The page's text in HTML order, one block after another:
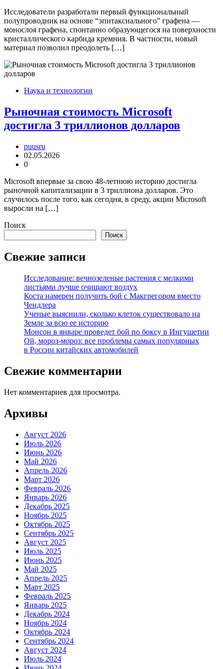
Исследователи разработали первый функциональный
полупроводник на основе “эпитаксиального” графена —
монослоя графена, спонтанно образующегося на поверхности
кристаллического карбида кремния. В частности, новый
материал позволил преодолеть […]
Наука и технологии
Рыночная стоимость Microsoft
достигла 3 триллионов долларов
puusru
02.05.2026
0
Microsoft впервые за свою 48-летнюю историю достигла
рыночной капитализации в 3 триллиона долларов. Это
случилось после того, как сегодня, в среду, акции Microsoft
выросли на […]
Поиск
Поиск
Свежие записи
Исследование: вечнозеленые растения с мелкими
листьями лучше очищают воздух
Коста намерен получить бой с Макгрегором вместо
Чендлера
Ученые выяснили, сколько клеток существовало на
Земле за всю ее историю
Монсон в январе проведет бой по боксу в Ингушетии
Ой, мороз-мороз: все проблемы самых популярных
в России китайских автомобилей
Свежие комментарии
Нет комментариев для просмотра.
Архивы
Август 2026
Июль 2026
Июнь 2026
Май 2026
Апрель 2026
Март 2026
Февраль 2026
Январь 2026
Декабрь 2025
Ноябрь 2025
Октябрь 2025
Сентябрь 2025
Август 2025
Июль 2025
Июнь 2025
Май 2025
Апрель 2025
Март 2025
Февраль 2025
Январь 2025
Декабрь 2024
Ноябрь 2024
Октябрь 2024
Сентябрь 2024
Август 2024
Июль 2024